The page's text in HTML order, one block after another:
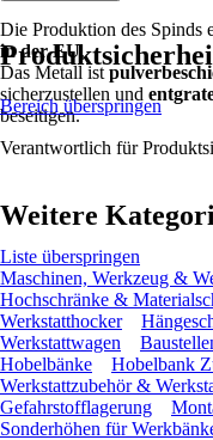
Die Produktion des Spinds
in der EU.
Das Metall ist
sicherzustellen und
beseitigen.
Bereich überspringen
Verantwortlich für
Weitere
Liste überspringen
Maschinen, Werkzeug &
Hochschränke &
Werkstatthocker
Werkstattwagen
Hobelbänke
Hobelbank
Werkstattzubehör &
Gefahrstofflagerung
Sonderhöhen für